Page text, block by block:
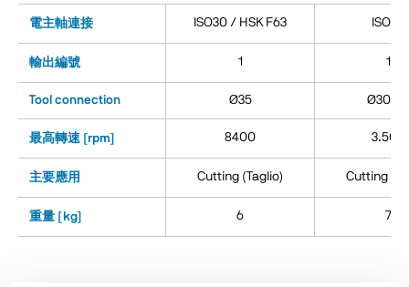
電主軸連接 ISO30 / HSK F63 ISO40
輸出編號 1 1
Tool connection Ø35 Ø30-
最高轉速 [rpm] 8400 3.500
主要應用 Cutting (Taglio) Cutting
重量 [kg] 6 7